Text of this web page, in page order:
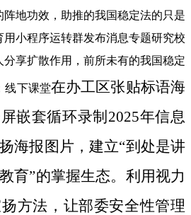
地功效，助推的我国稳定法的只是
小程序运转群发布消息专题研究校
分享扩散作用，前所未有的我国稳定
线下课堂在办工区张贴标语海
嵌套循环录制2025年信息
海报图片，建立“到处是讲
育”的掌握生态。利用视力
方法，让部委安全性管理